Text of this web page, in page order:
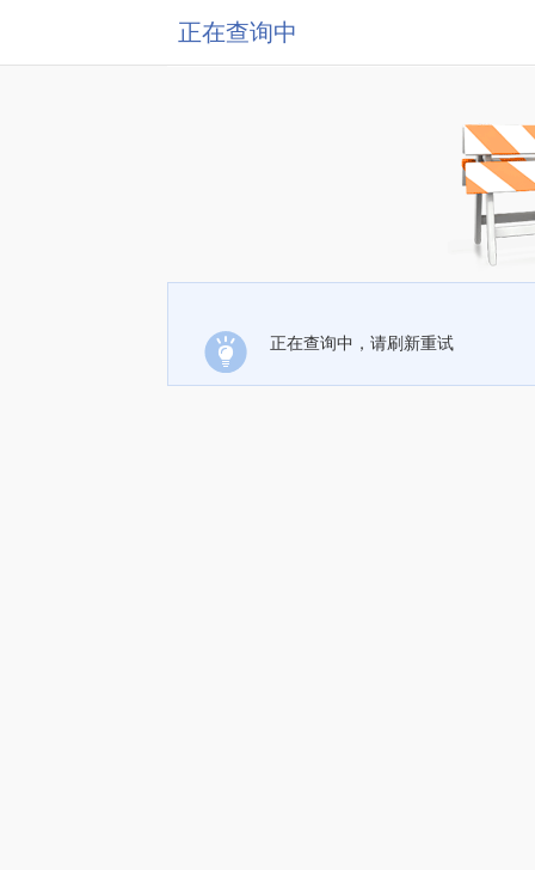
正在查询中
正在查询中，请刷新重试